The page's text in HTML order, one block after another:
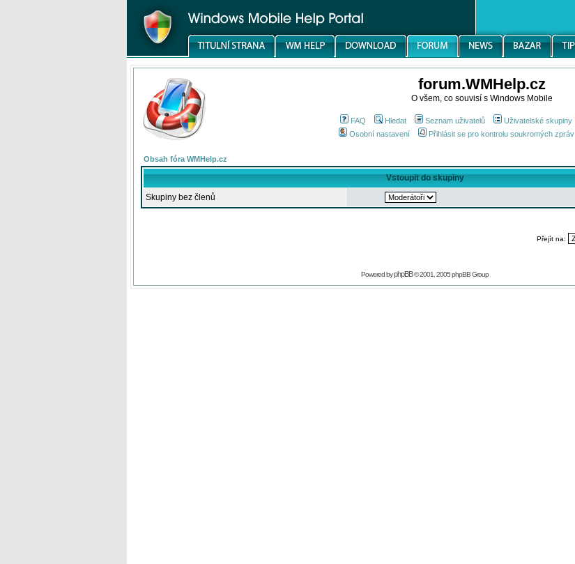
forum.WMHelp.cz
O všem, co souvisí s Windows Mobile
FAQ Hledat Seznam uživatelů Uživatelské skupiny
Osobní nastavení
Přihlásit se pro kontrolu soukromých zpráv
Obsah fóra WMHelp.cz
Vstoupit do skupiny
Skupiny bez členů
Přejít na:
Powered byphpBB© 2001, 2005 phpBB Group